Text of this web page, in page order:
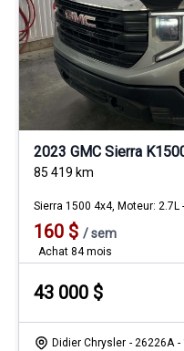
2023 GMC Sierra
85 419 km
Sierra 1500 4x4, Moteur: 2.7L
160 $ /sem
Achat 84 mois
43 000 $
Didier Chrysler - 26226A -